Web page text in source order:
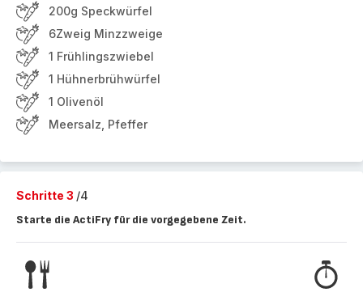
200g Speckwürfel
6Zweig Minzzweige
1 Frühlingszwiebel
1 Hühnerbrühwürfel
1 Olivenöl
Meersalz, Pfeffer
Schritte 3 /4
Starte die ActiFry für die vorgegebene Zeit.